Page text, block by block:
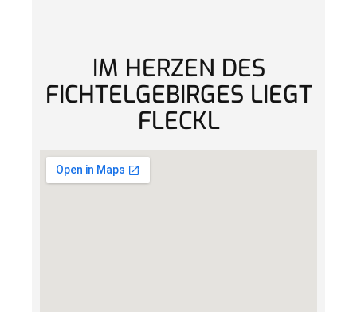
IM HERZEN DES
FICHTELGEBIRGES LIEGT
FLECKL